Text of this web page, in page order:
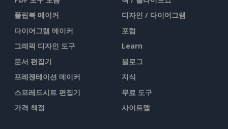
플립북 메이커
다이어그램 메이커
그래픽 디자인 도구
문서 편집기
프레젠테이션 메이커
스프레드시트 편집기
가격 책정
디자인 / 다이어그램
포럼
Learn
블로그
지식
무료 도구
사이트맵